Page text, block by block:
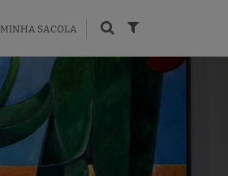
MINHA SACOLA